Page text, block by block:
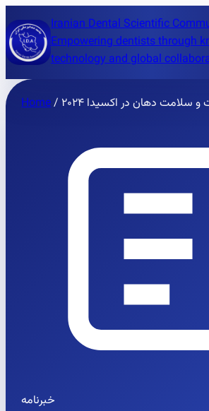
Iranian Dental Scientific
Empowering dentists through
technology and global
Home/ سلامت دهان در اکسیدا ۲۰۲۴
خبرنامه